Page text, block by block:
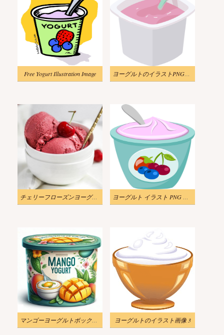
Free Yogurt Illustration Image ヨーグルトのイラストPNG画像 2
チェリーフローズンヨーグルトのイラストリアル ヨーグルト イラスト PNG イメージ
マンゴーヨーグルトボックスのイラストリアル無料 ヨーグルトのイラスト画像 3